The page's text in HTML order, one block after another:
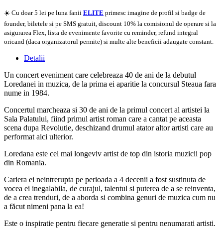
☀️ Cu doar 5 lei pe luna fanii ELITE primesc imagine de profil si badge de
founder, biletele si pe SMS gratuit, discount 10% la comisionul de operare si la
asigurarea Flex, lista de evenimente favorite cu reminder, refund integral
oricand (daca organizatorul permite) si multe alte beneficii adaugate constant.
Detalii
Un concert eveniment care celebreaza 40 de ani de la debutul
Loredanei in muzica, de la prima ei aparitie la concursul Steaua fara
nume in 1984.
Concertul marcheaza si 30 de ani de la primul concert al artistei la
Sala Palatului, fiind primul artist roman care a cantat pe aceasta
scena dupa Revolutie, deschizand drumul atator altor artisti care au
performat aici ulterior.
Loredana este cel mai longeviv artist de top din istoria muzicii pop
din Romania.
Cariera ei neintrerupta pe perioada a 4 decenii a fost sustinuta de
vocea ei inegalabila, de curajul, talentul si puterea de a se reinventa,
de a crea trenduri, de a aborda si combina genuri de muzica cum nu
a făcut nimeni pana la ea!
Este o inspiratie pentru fiecare generatie si pentru nenumarati artisti.